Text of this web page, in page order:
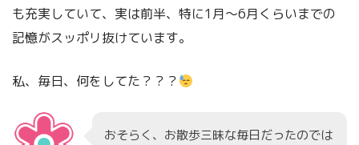
も充実していて、実は前半、特に1月～6月くらいまでの
記憶がスッポリ抜けています。
私、毎日、何をしてた？？？
おそらく、お散歩三昧な毎日だったのでは